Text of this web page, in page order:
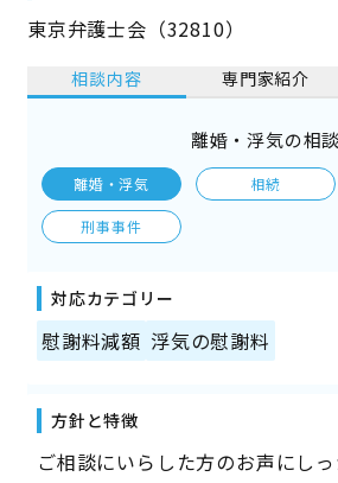
東京弁護士会（32810）
相談内容 専門家紹介
離婚・浮気の相談
離婚・浮気 相続
刑事事件
対応カテゴリー
慰謝料減額 浮気の慰謝料
方針と特徴
ご相談にいらした方のお声にし